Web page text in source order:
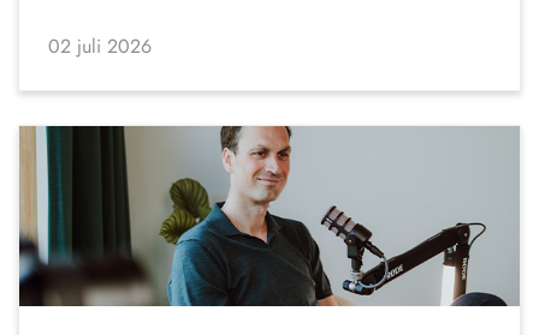
02 juli 2026